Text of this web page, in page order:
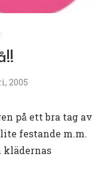
2005
på ett bra tag av
festande m.m.
klädernas